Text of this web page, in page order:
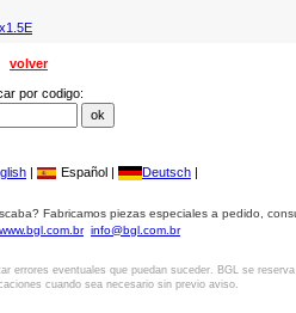
volver
por codigo:
| Español | Deutsch |
Fabricamos piezas especiales a pedido,
www.bgl.com.br info@bgl.com.br
errores eventuales que puedan suceder. BGL se
cuando sea necesario sin previo aviso.